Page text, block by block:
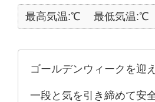
最高気温:℃
最低気温:℃
ゴールデンウィークを迎
一段と気を引き締めて安